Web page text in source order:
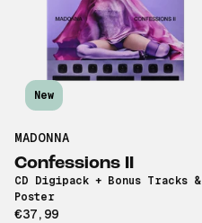
New
MADONNA
Confessions II
CD Digipack + Bonus Tracks &
Poster
€37,99